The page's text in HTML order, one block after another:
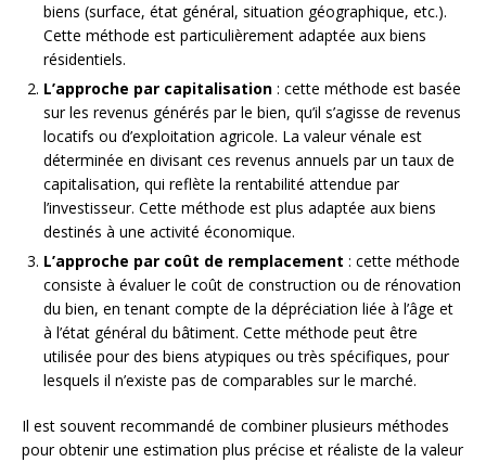
biens (surface, état général, situation géographique, etc.).
Cette méthode est particulièrement adaptée aux biens
résidentiels.
L’approche par capitalisation : cette méthode est basée
sur les revenus générés par le bien, qu’il s’agisse de revenus
locatifs ou d’exploitation agricole. La valeur vénale est
déterminée en divisant ces revenus annuels par un taux de
capitalisation, qui reflète la rentabilité attendue par
l’investisseur. Cette méthode est plus adaptée aux biens
destinés à une activité économique.
L’approche par coût de remplacement : cette méthode
consiste à évaluer le coût de construction ou de rénovation
du bien, en tenant compte de la dépréciation liée à l’âge et
à l’état général du bâtiment. Cette méthode peut être
utilisée pour des biens atypiques ou très spécifiques, pour
lesquels il n’existe pas de comparables sur le marché.
Il est souvent recommandé de combiner plusieurs méthodes
pour obtenir une estimation plus précise et réaliste de la valeur